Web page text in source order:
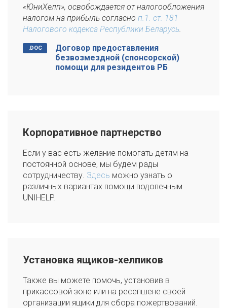
«ЮниХелп», освобождается от налогообложения
налогом на прибыль согласно п.1. ст. 181
Налогового кодекса Республики Беларусь.
Договор предоставления
безвозмездной (спонсорской)
помощи для резидентов РБ
Корпоративное партнерство
Если у вас есть желание помогать детям на
постоянной основе, мы будем рады
сотрудничеству. Здесь можно узнать о
различных вариантах помощи подопечным
UNIHELP.
Установка ящиков-хелпиков
Также вы можете помочь, установив в
прикассовой зоне или на ресепшене своей
организации ящики для сбора пожертвований.